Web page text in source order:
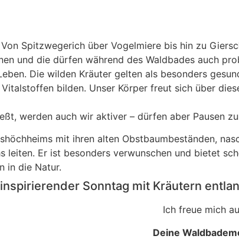
Spitzwegerich über Vogelmiere bis hin zu
und die dürfen während des Waldbades auch
Die wilden Kräuter gelten als besonders
bilden. Unser Körper freut sich über
werden auch wir aktiver – dürfen aber Pausen
mit ihren alten Obstbaumbeständen,
leiten. Er ist besonders verwunschen und bietet
in die Natur.
Sonntag mit Kräutern
Ich freue mich
Deine